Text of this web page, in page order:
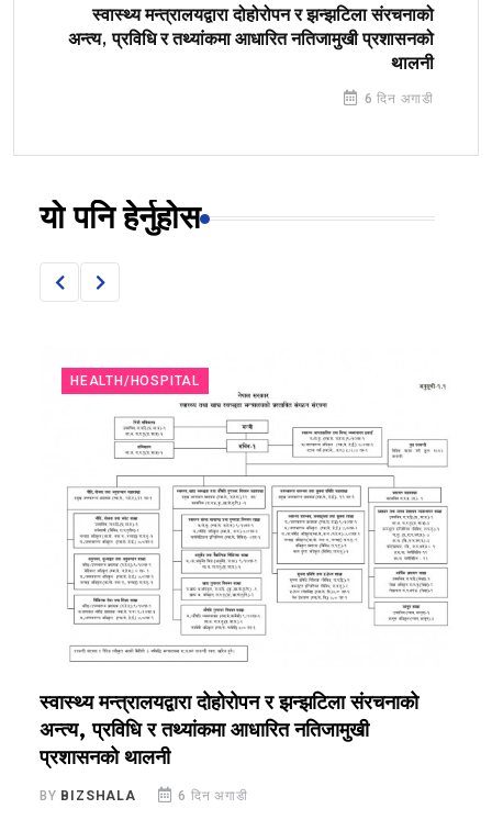
स्वास्थ्य मन्त्रालयद्वारा दोहोरोपन र झन्झटिला संरचनाको
अन्त्य, प्रविधि र तथ्यांकमा आधारित नतिजामुखी प्रशासनको
थालनी
6 दिन अगाडी
यो पनि हेर्नुहोस
HEALTH/HOSPITAL
स्वास्थ्य मन्त्रालयद्वारा दोहोरोपन र झन्झटिला संरचनाको
अन्त्य, प्रविधि र तथ्यांकमा आधारित नतिजामुखी
प्रशासनको थालनी
BY BIZSHALA 6 दिन अगाडी